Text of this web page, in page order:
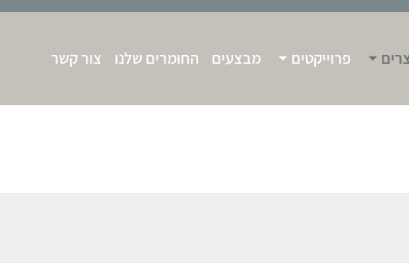
פרוייקטים מבצעים החומרים שלנו צור קשר